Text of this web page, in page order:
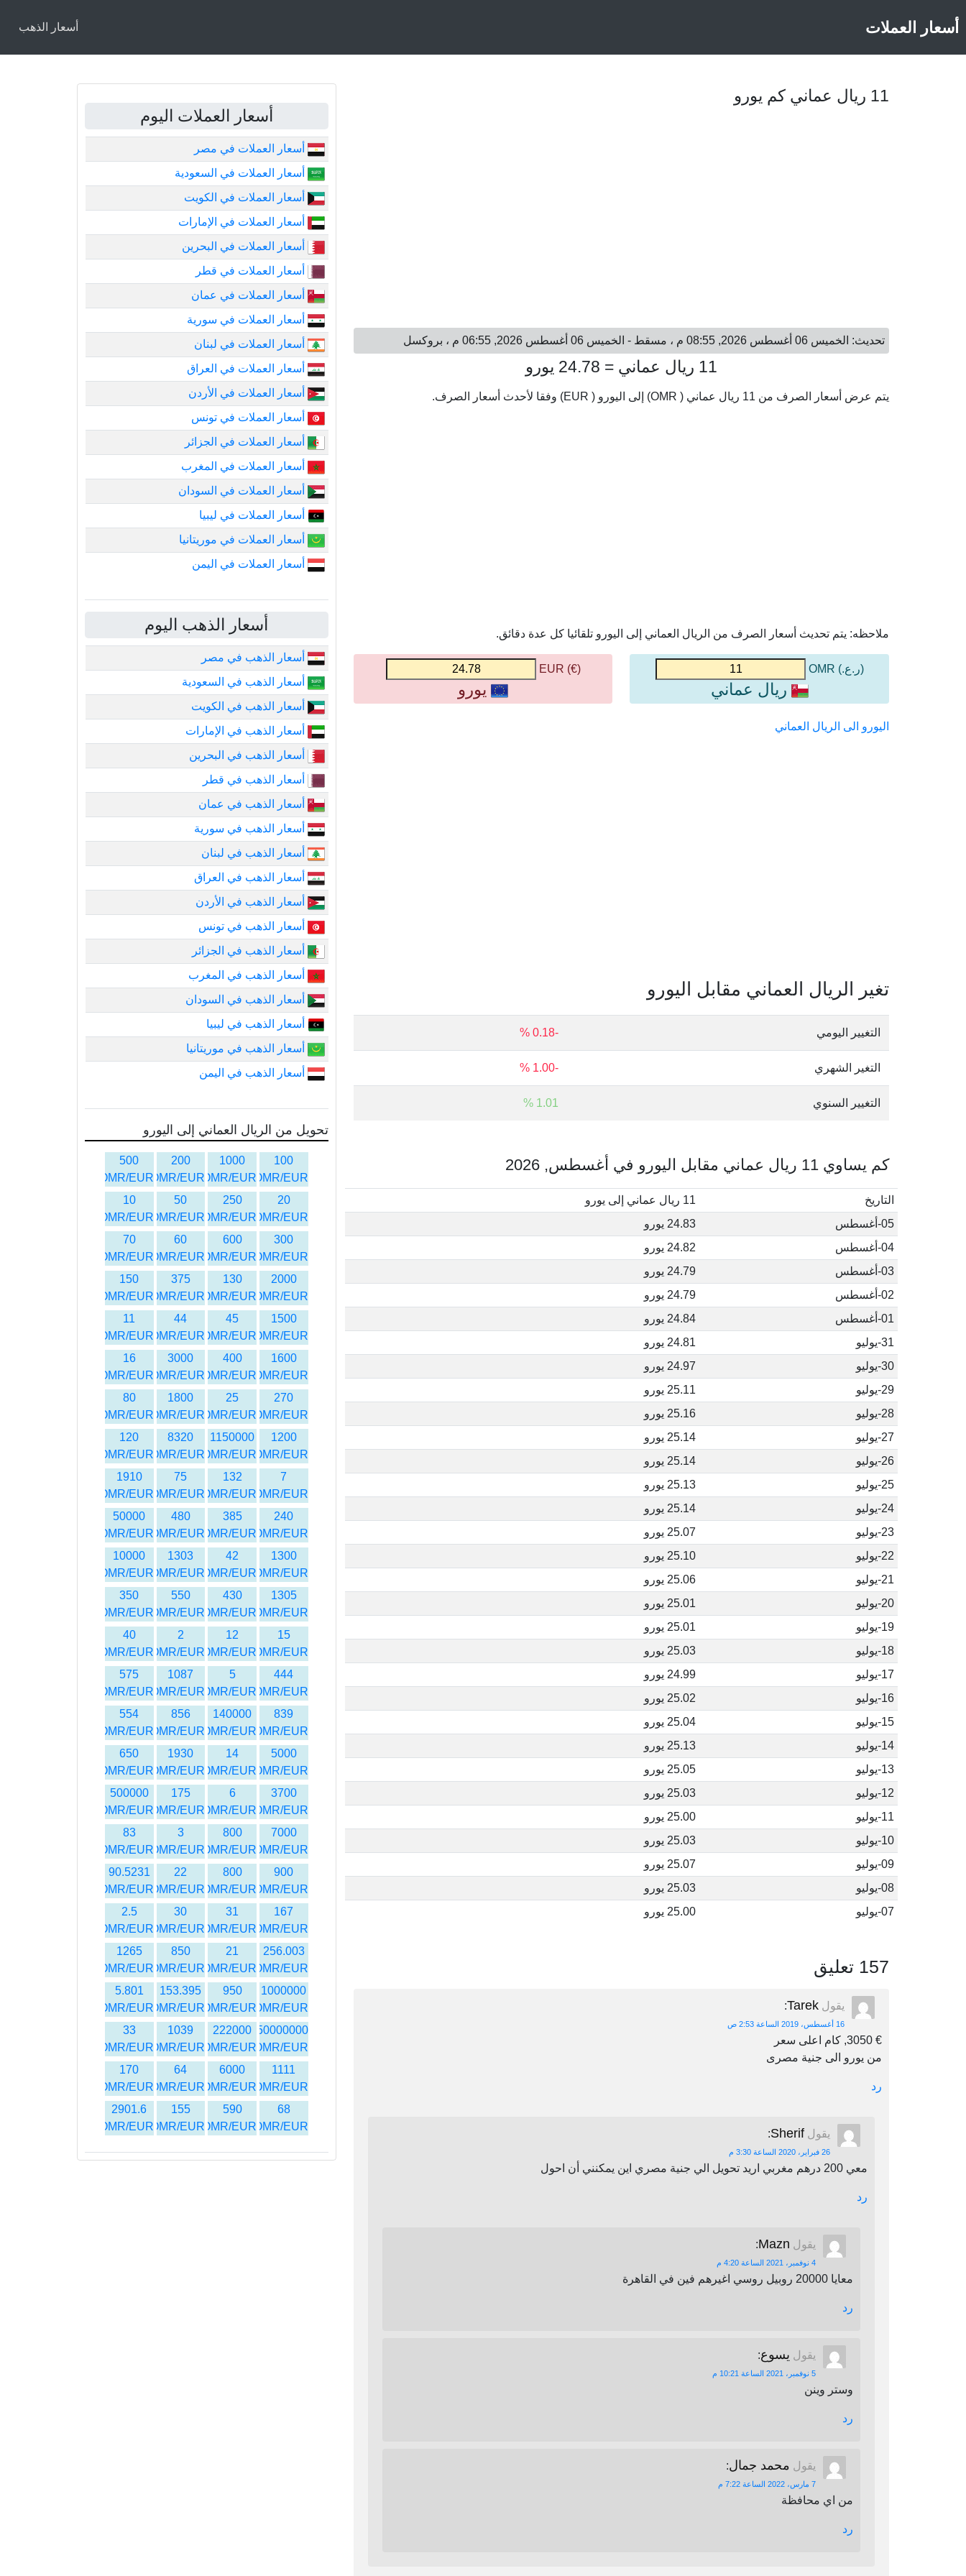
أسعار العملات أسعار الذهب
11 ريال عماني كم يورو
تحديث: الخميس 06 أغسطس 2026, 08:55 م ، مسقط - الخميس 06 أغسطس 2026, 06:55 م ، بروكسل
11 ريال عماني = 24.78 يورو
يتم عرض أسعار الصرف من 11 ريال عماني ( OMR) إلى اليورو ( EUR) وفقا لأحدث أسعار الصرف.
ملاحظه: يتم تحديث أسعار الصرف من الريال العماني إلى اليورو تلقائيا كل عدة دقائق.
(ر.ع.) OMR
ريال عماني
(€) EUR
يورو
اليورو الى الريال العماني
تغير الريال العماني مقابل اليورو
التغيير اليومي -0.18 %
التغير الشهري -1.00 %
التغيير السنوي 1.01 %
كم يساوي 11 ريال عماني مقابل اليورو في أغسطس, 2026
التاريخ
11 ريال عماني إلى يورو
05-أغسطس
24.83 يورو
04-أغسطس
24.82 يورو
03-أغسطس
24.79 يورو
02-أغسطس
24.79 يورو
01-أغسطس
24.84 يورو
31-يوليو
24.81 يورو
30-يوليو
24.97 يورو
29-يوليو
25.11 يورو
28-يوليو
25.16 يورو
27-يوليو
25.14 يورو
26-يوليو
25.14 يورو
25-يوليو
25.13 يورو
24-يوليو
25.14 يورو
23-يوليو
25.07 يورو
22-يوليو
25.10 يورو
21-يوليو
25.06 يورو
20-يوليو
25.01 يورو
19-يوليو
25.01 يورو
18-يوليو
25.03 يورو
17-يوليو
24.99 يورو
16-يوليو
25.02 يورو
15-يوليو
25.04 يورو
14-يوليو
25.13 يورو
13-يوليو
25.05 يورو
12-يوليو
25.03 يورو
11-يوليو
25.00 يورو
10-يوليو
25.03 يورو
09-يوليو
25.07 يورو
08-يوليو
25.03 يورو
07-يوليو
25.00 يورو
157 تعليق
يقول Tarek
:
16 أغسطس، 2019 الساعة 2:53 ص
€ 3050, كام اعلى سعر
من يورو الى جنية مصرى
رد
يقول Sherif
:
26 فبراير، 2020 الساعة 3:30 م
معي 200 درهم مغربي اريد تحويل الي جنية مصري اين يمكنني أن احول
رد
يقول Mazn
:
4 نوفمبر، 2021 الساعة 4:20 م
معايا 20000 روبيل روسي اغيرهم فين في القاهرة
رد
يقول يسوع:
5 نوفمبر، 2021 الساعة 10:21 م
وستر وينن
رد
يقول محمد جمال:
7 مارس، 2022 الساعة 7:22 م
من اي محافظة
رد
أسعار العملات اليوم
أسعار العملات في مصر
أسعار العملات في السعودية
أسعار العملات في الكويت
أسعار العملات في الإمارات
أسعار العملات في البحرين
أسعار العملات في قطر
أسعار العملات في عمان
أسعار العملات في سورية
أسعار العملات في لبنان
أسعار العملات في العراق
أسعار العملات في الأردن
أسعار العملات في تونس
أسعار العملات في الجزائر
أسعار العملات في المغرب
أسعار العملات في السودان
أسعار العملات في ليبيا
أسعار العملات في موريتانيا
أسعار العملات في اليمن
أسعار الذهب اليوم
أسعار الذهب في مصر
أسعار الذهب في السعودية
أسعار الذهب في الكويت
أسعار الذهب في الإمارات
أسعار الذهب في البحرين
أسعار الذهب في قطر
أسعار الذهب في عمان
أسعار الذهب في سورية
أسعار الذهب في لبنان
أسعار الذهب في العراق
أسعار الذهب في الأردن
أسعار الذهب في تونس
أسعار الذهب في الجزائر
أسعار الذهب في المغرب
أسعار الذهب في السودان
أسعار الذهب في ليبيا
أسعار الذهب في موريتانيا
أسعار الذهب في اليمن
تحويل من الريال العماني إلى اليورو
100
OMR/EUR
1000
OMR/EUR
200
OMR/EUR
500
OMR/EUR
20
OMR/EUR
250
OMR/EUR
50
OMR/EUR
10
OMR/EUR
300
OMR/EUR
600
OMR/EUR
60
OMR/EUR
70
OMR/EUR
2000
OMR/EUR
130
OMR/EUR
375
OMR/EUR
150
OMR/EUR
1500
OMR/EUR
45
OMR/EUR
44
OMR/EUR
11
OMR/EUR
1600
OMR/EUR
400
OMR/EUR
3000
OMR/EUR
16
OMR/EUR
270
OMR/EUR
25
OMR/EUR
1800
OMR/EUR
80
OMR/EUR
1200
OMR/EUR
1150000
OMR/EUR
8320
OMR/EUR
120
OMR/EUR
7
OMR/EUR
132
OMR/EUR
75
OMR/EUR
1910
OMR/EUR
240
OMR/EUR
385
OMR/EUR
480
OMR/EUR
50000
OMR/EUR
1300
OMR/EUR
42
OMR/EUR
1303
OMR/EUR
10000
OMR/EUR
1305
OMR/EUR
430
OMR/EUR
550
OMR/EUR
350
OMR/EUR
15
OMR/EUR
12
OMR/EUR
2
OMR/EUR
40
OMR/EUR
444
OMR/EUR
5
OMR/EUR
1087
OMR/EUR
575
OMR/EUR
839
OMR/EUR
140000
OMR/EUR
856
OMR/EUR
554
OMR/EUR
5000
OMR/EUR
14
OMR/EUR
1930
OMR/EUR
650
OMR/EUR
3700
OMR/EUR
6
OMR/EUR
175
OMR/EUR
500000
OMR/EUR
7000
OMR/EUR
800
OMR/EUR
3
OMR/EUR
83
OMR/EUR
900
OMR/EUR
800
OMR/EUR
22
OMR/EUR
90.5231
OMR/EUR
167
OMR/EUR
31
OMR/EUR
30
OMR/EUR
2.5
OMR/EUR
256.003
OMR/EUR
21
OMR/EUR
850
OMR/EUR
1265
OMR/EUR
1000000
OMR/EUR
950
OMR/EUR
153.395
OMR/EUR
5.801
OMR/EUR
1450000000
OMR/EUR
222000
OMR/EUR
1039
OMR/EUR
33
OMR/EUR
1111
OMR/EUR
6000
OMR/EUR
64
OMR/EUR
170
OMR/EUR
68
OMR/EUR
590
OMR/EUR
155
OMR/EUR
2901.6
OMR/EUR